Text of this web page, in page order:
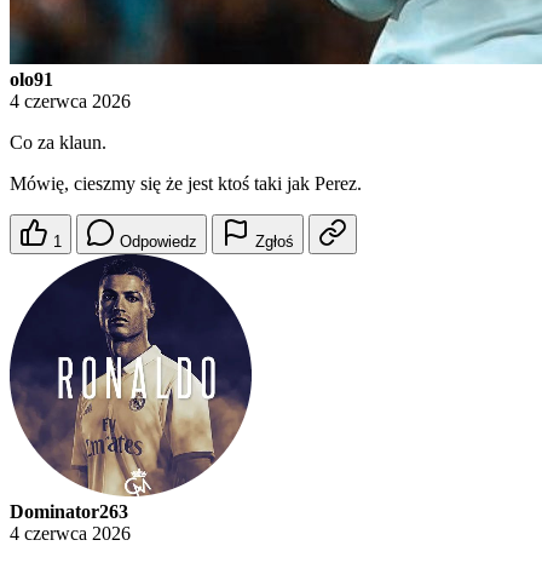
olo91
4 czerwca 2026
Co za klaun.
Mówię, cieszmy się że jest ktoś taki jak Perez.
1 Odpowiedz Zgłoś
Dominator263
4 czerwca 2026